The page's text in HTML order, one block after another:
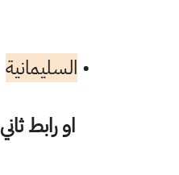
• السليمانية
او رابط ثاني